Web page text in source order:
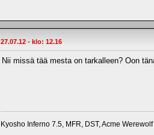
27.07.12 - klo: 12.16
Nii missä tää mesta on tarkalleen? Oon
Kyosho Inferno 7.5, MFR, DST, Acme Werewolf